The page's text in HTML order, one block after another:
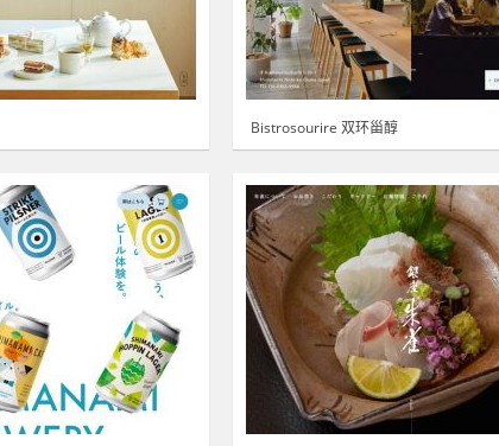
Bistrosourire 双环甾醇